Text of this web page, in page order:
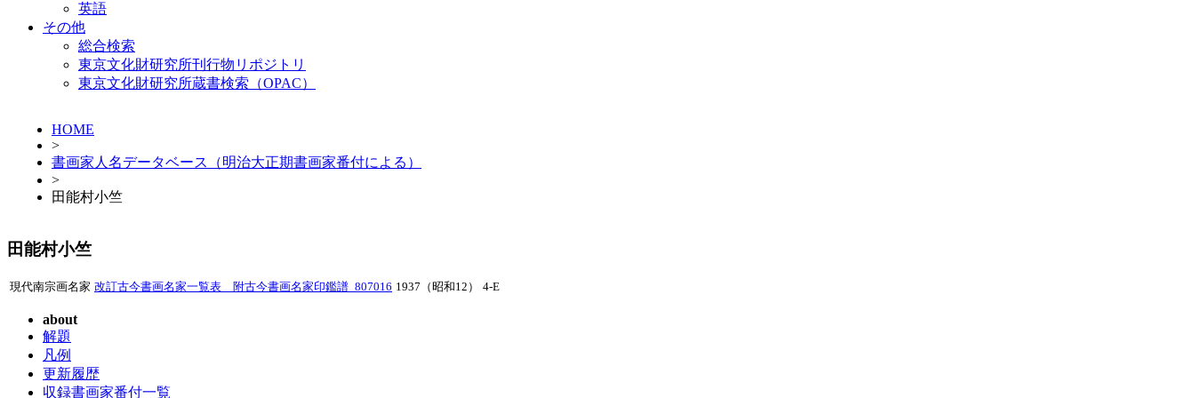
英語
その他
総合検索
東京文化財研究所刊行物リポジトリ
東京文化財研究所蔵書検索（OPAC）
HOME
>
書画家人名データベース（明治大正期書画家番付による）
>
田能村小竺
田能村小竺
現代南宗画名家 改訂古今書画名家一覧表 附古今書画名家印鑑譜_807016 1937（昭和12） 4-E
about
解題
凡例
更新履歴
収録書画家番付一覧